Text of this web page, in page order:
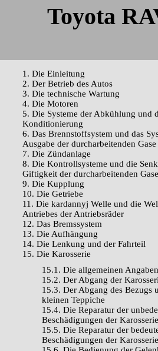
Toyota
1. Die Einleitung
2. Der Betrieb des Autos
3. Die technische Wartung
4. Die Motoren
5. Die Systeme der Abkühlung und
Konditionierung
6. Das Brennstoffsystem und das
Ausgabe der durcharbeitenden Gase
7. Die Zündanlage
8. Die Kontrollsysteme und die
Giftigkeit der durcharbeitenden Gase
9. Die Kupplung
10. Die Getriebe
11. Die kardannyj Welle und die
Antriebes der Antriebsräder
12. Das Bremssystem
13. Die Aufhängung
14. Die Lenkung und der Fahrteil
15. Die Karosserie
15.1. Die allgemeinen Angaben
15.2. Der Abgang der
15.3. Der Abgang des Bezugs
kleinen Teppiche
15.4. Die Reparatur der
Beschädigungen der Karosserie
15.5. Die Reparatur der
Beschädigungen der Karosserie